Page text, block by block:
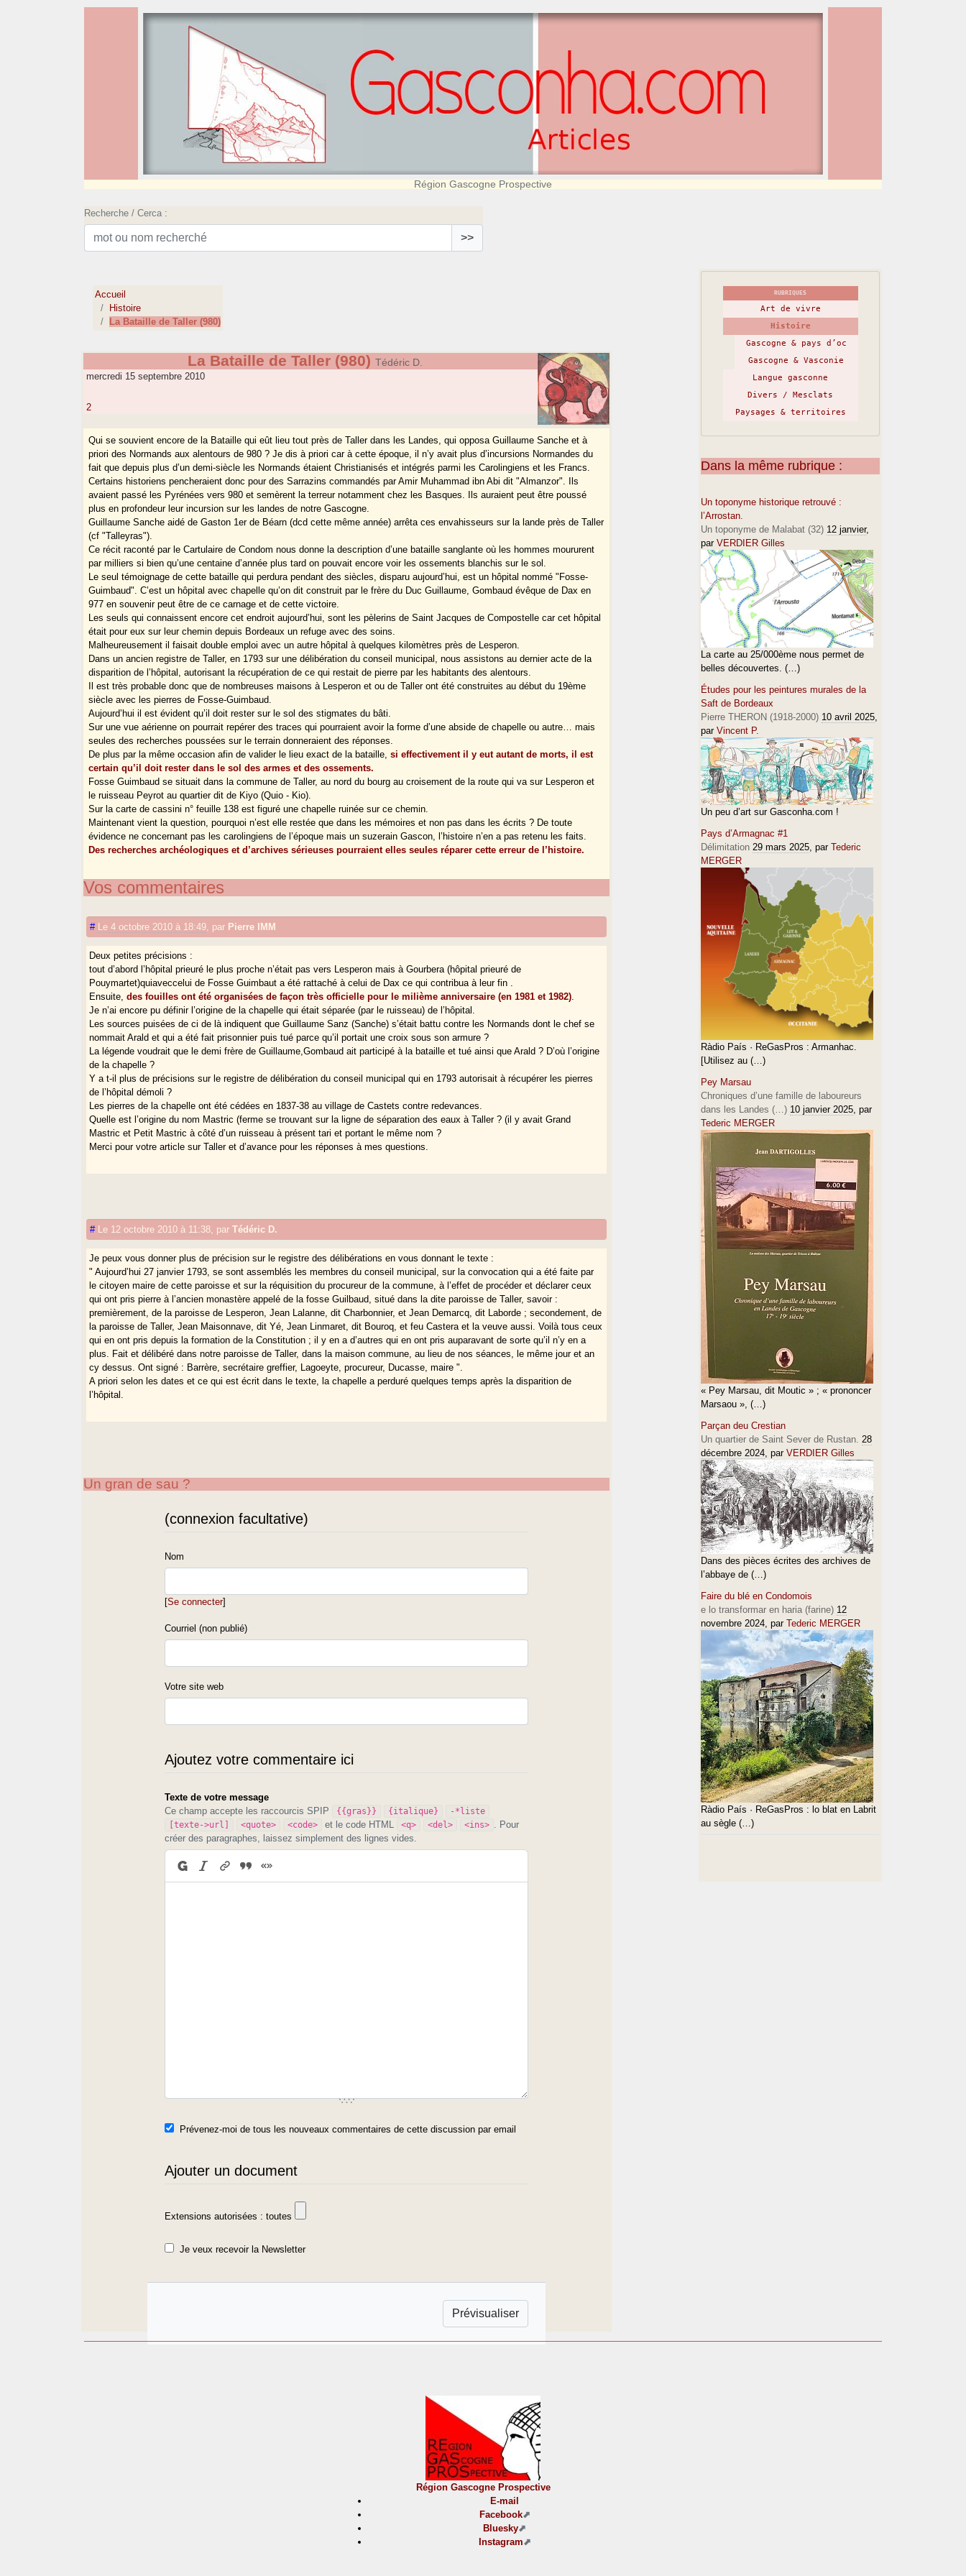
Région Gascogne Prospective
Recherche / Cerca :
>>
Accueil
Histoire
La Bataille de Taller (980)
La Bataille de Taller (980) Tédéric D.
mercredi 15 septembre 2010
2
Qui se souvient encore de la Bataille qui eût lieu tout près de Taller dans les Landes, qui opposa Guillaume Sanche et à
priori des Normands aux alentours de 980 ? Je dis à priori car à cette époque, il n’y avait plus d’incursions Normandes du
fait que depuis plus d’un demi-siècle les Normands étaient Christianisés et intégrés parmi les Carolingiens et les Francs.
Certains historiens pencheraient donc pour des Sarrazins commandés par Amir Muhammad ibn Abi dit "Almanzor". Ils
avaient passé les Pyrénées vers 980 et semèrent la terreur notamment chez les Basques. Ils auraient peut être poussé
plus en profondeur leur incursion sur les landes de notre Gascogne.
Guillaume Sanche aidé de Gaston 1er de Béarn (dcd cette même année) arrêta ces envahisseurs sur la lande près de Taller
(cf "Talleyras").
Ce récit raconté par le Cartulaire de Condom nous donne la description d’une bataille sanglante où les hommes moururent
par milliers si bien qu’une centaine d’année plus tard on pouvait encore voir les ossements blanchis sur le sol.
Le seul témoignage de cette bataille qui perdura pendant des siècles, disparu aujourd’hui, est un hôpital nommé "Fosse-
Guimbaud". C’est un hôpital avec chapelle qu’on dit construit par le frère du Duc Guillaume, Gombaud évêque de Dax en
977 en souvenir peut être de ce carnage et de cette victoire.
Les seuls qui connaissent encore cet endroit aujourd’hui, sont les pèlerins de Saint Jacques de Compostelle car cet hôpital
était pour eux sur leur chemin depuis Bordeaux un refuge avec des soins.
Malheureusement il faisait double emploi avec un autre hôpital à quelques kilomètres près de Lesperon.
Dans un ancien registre de Taller, en 1793 sur une délibération du conseil municipal, nous assistons au dernier acte de la
disparition de l’hôpital, autorisant la récupération de ce qui restait de pierre par les habitants des alentours.
Il est très probable donc que de nombreuses maisons à Lesperon et ou de Taller ont été construites au début du 19ème
siècle avec les pierres de Fosse-Guimbaud.
Aujourd’hui il est évident qu’il doit rester sur le sol des stigmates du bâti.
Sur une vue aérienne on pourrait repérer des traces qui pourraient avoir la forme d’une abside de chapelle ou autre… mais
seules des recherches poussées sur le terrain donneraient des réponses.
De plus par la même occasion afin de valider le lieu exact de la bataille,si effectivement il y eut autant de morts, il est
certain qu’il doit rester dans le sol des armes et des ossements.
Fosse Guimbaud se situait dans la commune de Taller, au nord du bourg au croisement de la route qui va sur Lesperon et
le ruisseau Peyrot au quartier dit de Kiyo (Quio - Kio).
Sur la carte de cassini n° feuille 138 est figuré une chapelle ruinée sur ce chemin.
Maintenant vient la question, pourquoi n’est elle restée que dans les mémoires et non pas dans les écrits ? De toute
évidence ne concernant pas les carolingiens de l’époque mais un suzerain Gascon, l’histoire n’en a pas retenu les faits.
Des recherches archéologiques et d’archives sérieuses pourraient elles seules réparer cette erreur de l’histoire.
Vos commentaires
# Le 4 octobre 2010 à 18:49 par Pierre IMM
Deux petites précisions :
tout d’abord l’hôpital prieuré le plus proche n’était pas vers Lesperon mais à Gourbera (hôpital prieuré de
Pouymartet)quiaveccelui de Fosse Guimbaut a été rattaché à celui de Dax ce qui contribua à leur fin .
Ensuite,des fouilles ont été organisées de façon très officielle pour le milième anniversaire (en 1981 et 1982)
Je n’ai encore pu définir l’origine de la chapelle qui était séparée (par le ruisseau) de l’hôpital.
Les sources puisées de ci de là indiquent que Guillaume Sanz (Sanche) s’était battu contre les Normands dont le chef se
nommait Arald et qui a été fait prisonnier puis tué parce qu’il portait une croix sous son armure ?
La légende voudrait que le demi frère de Guillaume,Gombaud ait participé à la bataille et tué ainsi que Arald ? D’où l’origine
de la chapelle ?
Y a t-il plus de précisions sur le registre de délibération du conseil municipal qui en 1793 autorisait à récupérer les pierres
de l’hôpital démoli ?
Les pierres de la chapelle ont été cédées en 1837-38 au village de Castets contre redevances.
Quelle est l’origine du nom Mastric (ferme se trouvant sur la ligne de séparation des eaux à Taller ? (il y avait Grand
Mastric et Petit Mastric à côté d’un ruisseau à présent tari et portant le même nom ?
Merci pour votre article sur Taller et d’avance pour les réponses à mes questions.
# Le 12 octobre 2010 à 11:38 parTédéric D.
Je peux vous donner plus de précision sur le registre des délibérations en vous donnant le texte :
" Aujourd’hui 27 janvier 1793, se sont assemblés les membres du conseil municipal, sur la convocation qui a été faite par
le citoyen maire de cette paroisse et sur la réquisition du procureur de la commune, à l’effet de procéder et déclarer ceux
qui ont pris pierre à l’ancien monastère appelé de la fosse Guilbaud, situé dans la dite paroisse de Taller, savoir :
premièrement, de la paroisse de Lesperon, Jean Lalanne, dit Charbonnier, et Jean Demarcq, dit Laborde ; secondement, de
la paroisse de Taller, Jean Maisonnave, dit Yé, Jean Linmaret, dit Bouroq, et feu Castera et la veuve aussi. Voilà tous ceux
qui en ont pris depuis la formation de la Constitution ; il y en a d’autres qui en ont pris auparavant de sorte qu’il n’y en a
plus. Fait et délibéré dans notre paroisse de Taller, dans la maison commune, au lieu de nos séances, le même jour et an
cy dessus. Ont signé : Barrère, secrétaire greffier, Lagoeyte, procureur, Ducasse, maire ".
A priori selon les dates et ce qui est écrit dans le texte, la chapelle a perduré quelques temps après la disparition de
l’hôpital.
Un gran de sau ?
(connexion facultative)
Nom
[Se connecter]
Courriel (non publié)
Votre site web
Ajoutez votre commentaire ici
Texte de votre message
Ce champ accepte les raccourcis SPIP
{{gras}} {italique}
-*liste
[texte->url]
<quote> <code> et le code HTML <q> <del> <ins>
. Pour
créer des paragraphes, laissez simplement des lignes vides.
Prévenez-moi de tous les nouveaux commentaires de cette discussion par email
Ajouter un document
Extensions autorisées : toutes
Je veux recevoir la Newsletter
RUBRIQUES
Art de vivre
Histoire
Gascogne & pays d’oc
Gascogne & Vasconie
Langue gasconne
Divers / Mesclats
Paysages & territoires
Dans la même rubrique :
Un toponyme historique retrouvé :
l’Arrostan.
Un toponyme de Malabat (32) 12 janvier,
par VERDIER Gilles
La carte au 25/000ème nous permet de
belles découvertes. (…)
Études pour les peintures murales de la
Saft de Bordeaux
Pierre THERON (1918-2000) 10 avril 2025,
par Vincent P.
Un peu d’art sur Gasconha.com !
Pays d’Armagnac #1
Délimitation 29 mars 2025, par Tederic
MERGER
Ràdio País · ReGasPros : Armanhac.
[Utilisez au (…)
Pey Marsau
Chroniques d’une famille de laboureurs
dans les Landes (…) 10 janvier 2025, par
Tederic MERGER
« Pey Marsau, dit Moutic » ; « prononcer
Marsaou », (…)
Parçan deu Crestian
Un quartier de Saint Sever de Rustan. 28
décembre 2024, par VERDIER Gilles
Dans des pièces écrites des archives de
l’abbaye de (…)
Faire du blé en Condomois
e lo transformar en haria (farine) 12
novembre 2024, par Tederic MERGER
Ràdio País · ReGasPros : lo blat en Labrit
au sègle (…)
Région Gascogne Prospective
E-mail
Facebook
Bluesky
Instagram